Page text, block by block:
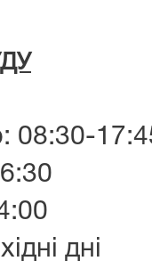
08:30-
дні